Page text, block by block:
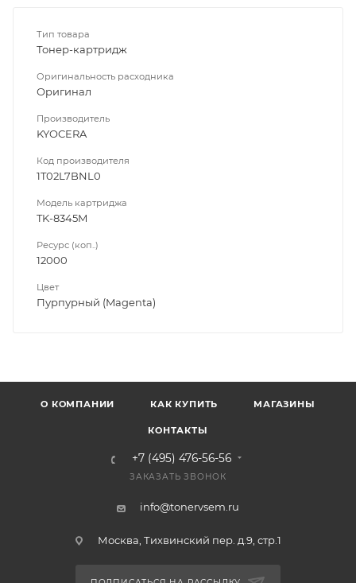
Тип товара
Тонер-картридж
Оригинальность расходника
Оригинал
Производитель
KYOCERA
Код производителя
1T02L7BNL0
Модель картриджа
TK-8345M
Ресурс (коп..)
12000
Цвет
Пурпурный (Magenta)
О КОМПАНИИ КАК КУПИТЬ МАГАЗИНЫ
КОНТАКТЫ
+7 (495) 476-56-56
ЗАКАЗАТЬ ЗВОНОК
info@tonervsem.ru
Москва, Тихвинский пер. д.9, стр.1